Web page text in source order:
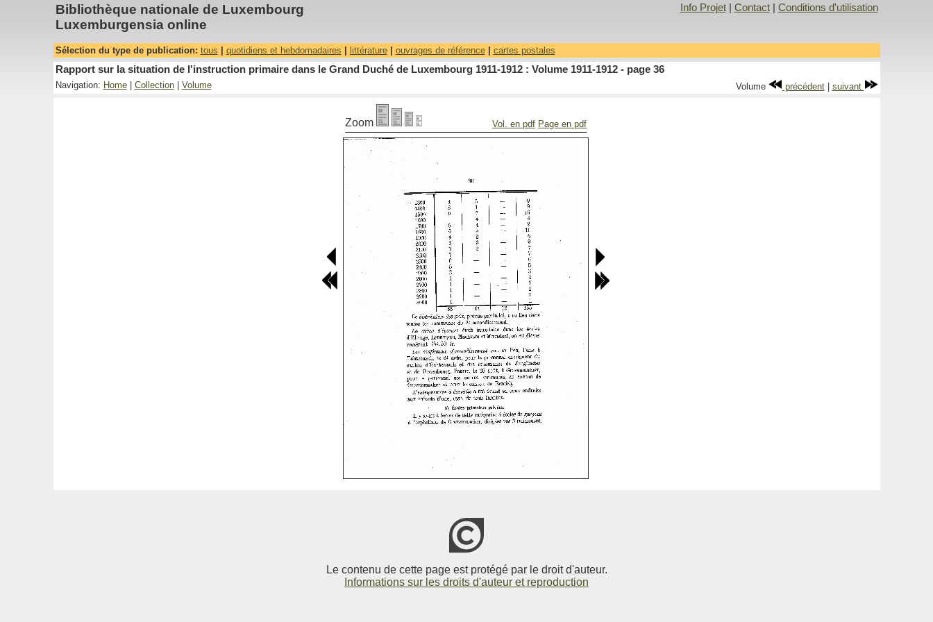
Bibliothèque nationale de Luxembourg
Luxemburgensia online
Info Projet| Contact| Conditions d'utilisation
Sélection du type de publication: tous quotidiens et hebdomadaires littérature| ouvrages de référence| cartes postales
Rapport sur la situation de l'instruction primaire dans le Grand Duché de Luxembourg 1911-1912 : Volume 1911-1912 - page 36
Navigation: Home| Collection| Volume Volume précédent| suivant
Zoom Vol. en pdf Page en pdf
Le contenu de cette page est protégé par le droit d'auteur.
Informations sur les droits d'auteur et reproduction